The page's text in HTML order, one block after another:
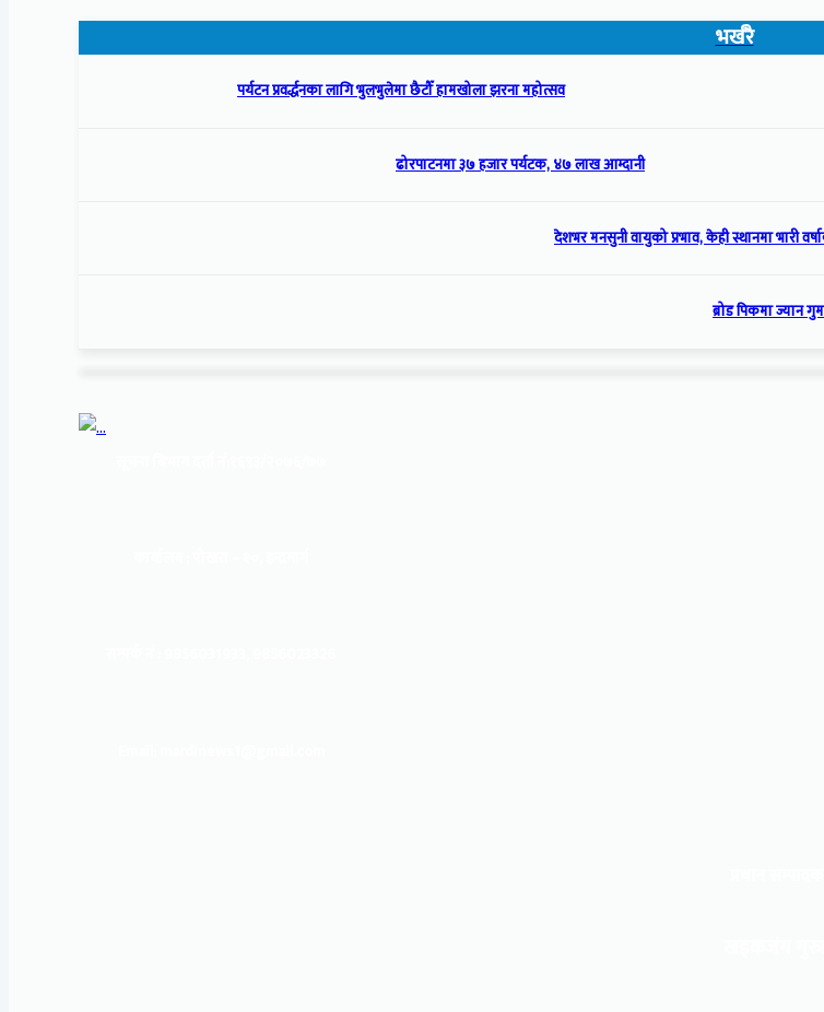
भर्खरै
पर्यटन प्रवर्द्धनका लागि भुलभुलेमा छैटौँ हामखोला झरना महोत्सव
ढोरपाटनमा ३७ हजार पर्यटक, ४७ लाख आम्दानी
देशभर मनसुनी वायुको प्रभाव, केही स्थानमा भारी
ब्रोड पिकमा ज्यान